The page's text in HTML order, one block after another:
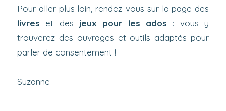
Pour aller plus loin, rendez-vous sur la page des
livres
et des jeux pour les ados : vous y
trouverez des ouvrages et outils adaptés pour
parler de consentement !
Suzanne